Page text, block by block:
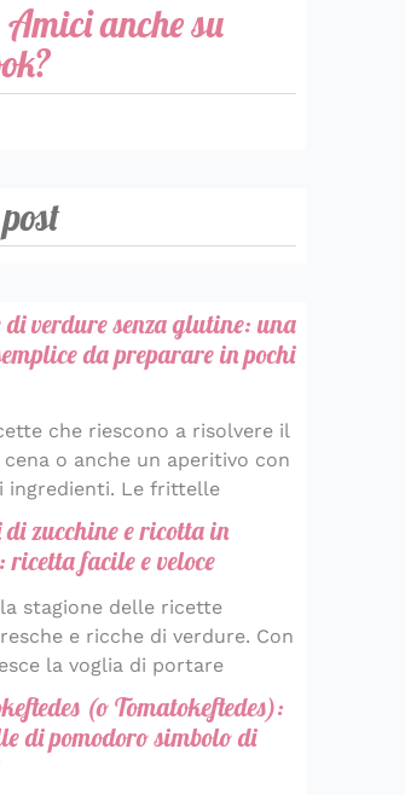
anche su
verdure senza glutine: una
da preparare in pochi
che riescono a risolvere il
o anche un aperitivo con
ingredienti. Le frittelle
zucchine e ricotta in
ricetta facile e veloce
la stagione delle ricette
e ricche di verdure. Con
la voglia di portare
(o Tomatokeftedes):
di pomodoro simbolo di